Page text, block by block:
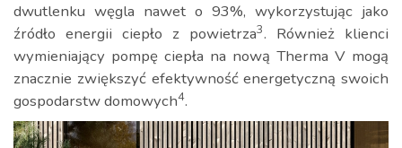
dwutlenku węgla nawet o 93%, wykorzystując jako
źródło energii ciepło z powietrza3. Również klienci
wymieniający pompę ciepła na nową Therma V mogą
znacznie zwiększyć efektywność energetyczną swoich
gospodarstw domowych4.